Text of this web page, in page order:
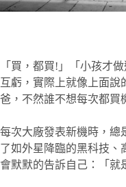
「買，都買!」「小孩才
互虧，實際上就像上面說
爸，不然誰不想每次都買
每次大廠發表新機時，總
了如外星降臨的黑科技、
會默默的告訴自己：「就